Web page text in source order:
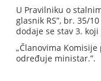
U Pravilniku o
glasnik RS”, br. 35/
dodaje se stav 3. koji
„Članovima
određuje ministar.”.